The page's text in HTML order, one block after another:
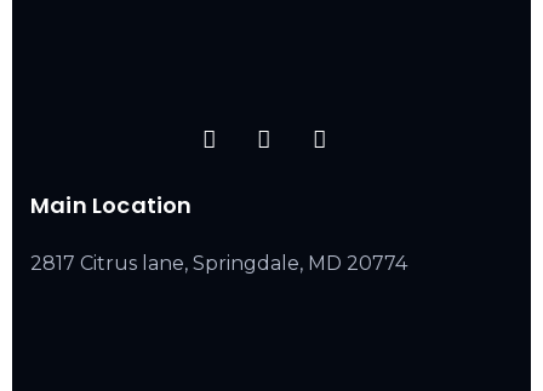
Main Location
2817 Citrus lane, Springdale, MD 20774